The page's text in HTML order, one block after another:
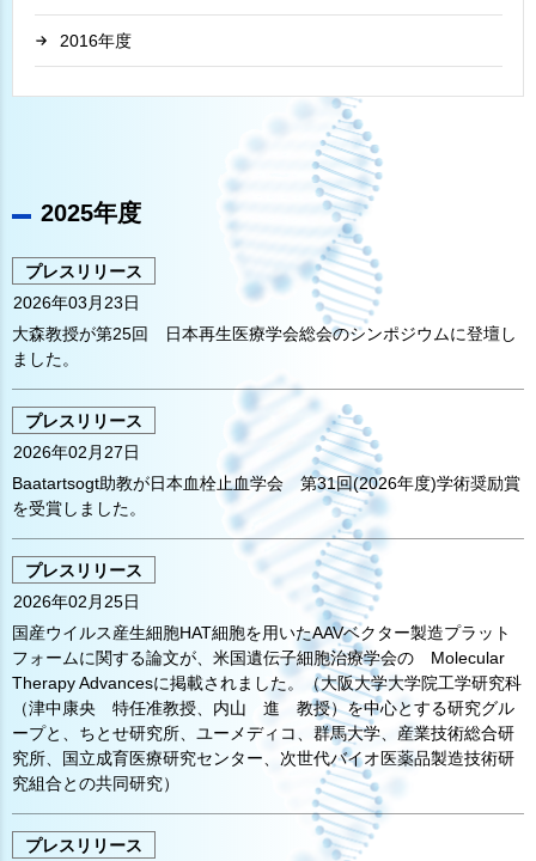
2025年度
プレスリリース
2026年03月23日
大森教授が第25回 日本再生医療学会総会のシンポジウムに登壇し
ました。
プレスリリース
2026年02月27日
Baatartsogt助教が日本血栓止血学会 第31回(2026年度)学術奨励賞
を受賞しました。
プレスリリース
2026年02月25日
国産ウイルス産生細胞HAT細胞を用いたAAVベクター製造プラット
フォームに関する論文が、米国遺伝子細胞治療学会の Molecular
Therapy Advancesに掲載されました。（大阪大学大学院工学研究科
（津中康央 特任准教授、内山 進 教授）を中心とする研究グル
ープと、ちとせ研究所、ユーメディコ、群馬大学、産業技術総合研
究所、国立成育医療研究センター、次世代バイオ医薬品製造技術研
究組合との共同研究）
プレスリリース
2016